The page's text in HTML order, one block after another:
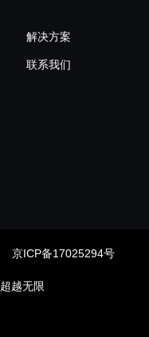
解决方案
联系我们
京ICP备17025294号
超越无限